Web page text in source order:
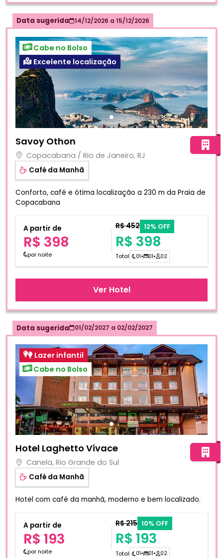
Data sugerida 14/12/2026 a 15/12/2026
Cabe no Bolso
Excelente localização
Savoy Othon
Copacabana / Rio de Janeiro, RJ
Café da Manhã
Conforto, café e ótima localização a 230 m da Praia de
Copacabana
A partir de
R$ 398
por noite
R$ 452 12% OFF
R$ 398
Total 01• 01• 02
Ver Hotel
Data sugerida 01/02/2027 a 02/02/2027
Lazer infantil
Cabe no Bolso
Hotel Laghetto Vivace
Canela, Rio Grande do Sul
Café da Manhã
Hotel com café da manhã, moderno e bem localizado.
A partir de
R$ 193
por noite
R$ 215 10% OFF
R$ 193
Total 01• 01• 02